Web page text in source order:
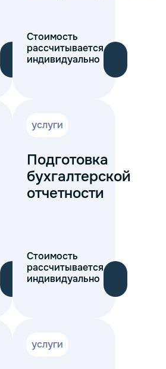
Стоимость
рассчитывается
индивидуально
услуги
Подготовка
бухгалтерской
отчетности
Стоимость
рассчитывается
индивидуально
услуги